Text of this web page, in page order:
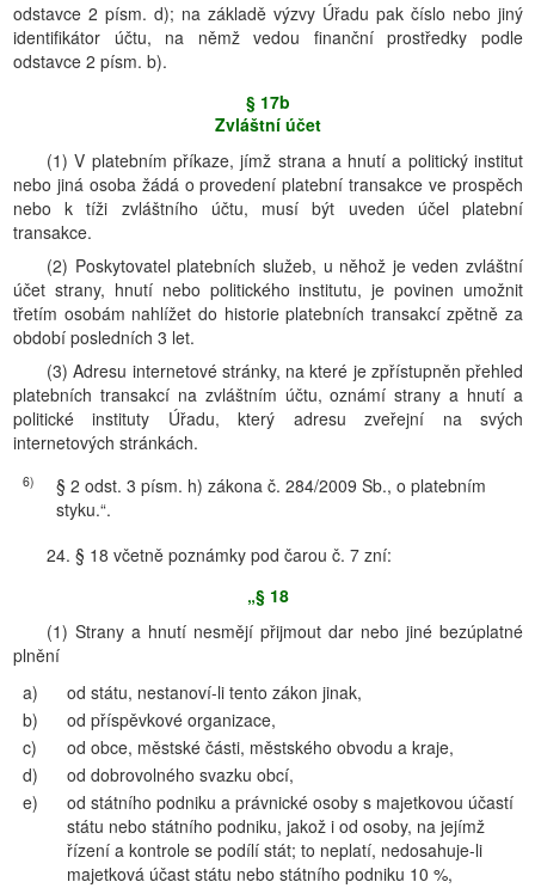
odstavce 2 písm. d); na základě výzvy Úřadu pak číslo nebo jiný
identifikátor účtu, na němž vedou finanční prostředky podle
odstavce 2 písm. b).
§ 17b
Zvláštní účet
(1) V platebním příkaze, jímž strana a hnutí a politický institut
nebo jiná osoba žádá o provedení platební transakce ve prospěch
nebo k tíži zvláštního účtu, musí být uveden účel platební
transakce.
(2) Poskytovatel platebních služeb, u něhož je veden zvláštní
účet strany, hnutí nebo politického institutu, je povinen umožnit
třetím osobám nahlížet do historie platebních transakcí zpětně za
období posledních 3 let.
(3) Adresu internetové stránky, na které je zpřístupněn přehled
platebních transakcí na zvláštním účtu, oznámí strany a hnutí a
politické instituty Úřadu, který adresu zveřejní na svých
internetových stránkách.
6)
§ 2 odst. 3 písm. h) zákona č. 284/2009 Sb., o platebním
styku.“.
24. § 18 včetně poznámky pod čarou č. 7 zní:
„§ 18
(1) Strany a hnutí nesmějí přijmout dar nebo jiné bezúplatné
plnění
a)
od státu, nestanoví-li tento zákon jinak,
b)
od příspěvkové organizace,
c)
od obce, městské části, městského obvodu a kraje,
d)
od dobrovolného svazku obcí,
e)
od státního podniku a právnické osoby s majetkovou účastí
státu nebo státního podniku, jakož i od osoby, na jejímž
řízení a kontrole se podílí stát; to neplatí, nedosahuje-li
majetková účast státu nebo státního podniku 10 %,